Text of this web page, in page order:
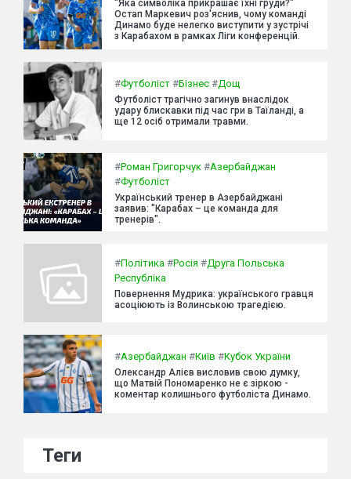
"Яка символіка прикрашає їхні груди?"
Остап Маркевич роз'яснив, чому команді
Динамо буде нелегко виступити у зустрічі
з Карабахом в рамках Ліги конференцій.
#Футболіст #Бізнес #Дощ
Футболіст трагічно загинув внаслідок
удару блискавки під час гри в Таїланді, а
ще 12 осіб отримали травми.
#Роман Григорчук #Азербайджан
#Футболіст
Український тренер в Азербайджані
заявив: "Карабах – це команда для
тренерів".
#Політика #Росія #Друга Польська
Республіка
Повернення Мудрика: українського гравця
асоціюють із Волинською трагедією.
#Азербайджан #Київ #Кубок України
Олександр Алієв висловив свою думку,
що Матвій Пономаренко не є зіркою -
коментар колишнього футболіста Динамо.
Теги